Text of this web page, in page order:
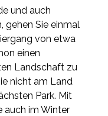
und auch
gehen Sie einmal
von etwa
einen
Landschaft zu
nicht am Land
Park. Mit
auch im Winter